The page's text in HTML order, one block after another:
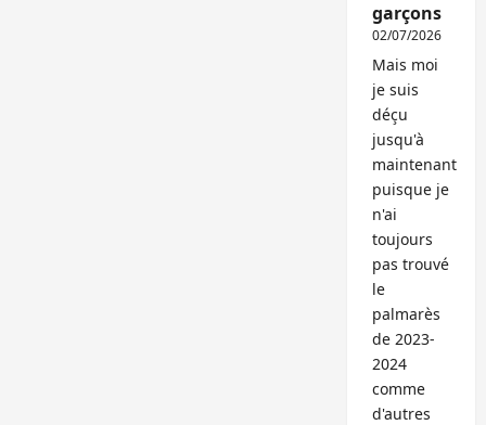
garçons
02/07/2026
Mais moi
je suis
déçu
jusqu'à
maintenant
puisque je
n'ai
toujours
pas trouvé
le
palmarès
de 2023-
2024
comme
d'autres